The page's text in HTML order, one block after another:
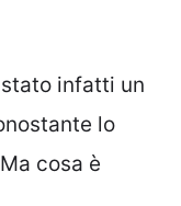
infatti un
lo
cosa è